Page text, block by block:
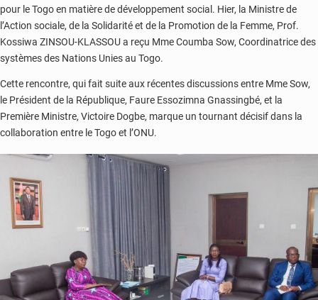
pour le Togo en matière de développement social. Hier, la Ministre de
l’Action sociale, de la Solidarité et de la Promotion de la Femme, Prof.
Kossiwa ZINSOU-KLASSOU a reçu Mme Coumba Sow, Coordinatrice des
systèmes des Nations Unies au Togo.
Cette rencontre, qui fait suite aux récentes discussions entre Mme Sow,
le Président de la République, Faure Essozimna Gnassingbé, et la
Première Ministre, Victoire Dogbe, marque un tournant décisif dans la
collaboration entre le Togo et l’ONU.